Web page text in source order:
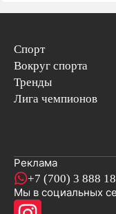
Спорт
Вокруг спорта
Тренды
Лига чемпионов
Реклама
+7 (700) 3 888
Мы в социальных